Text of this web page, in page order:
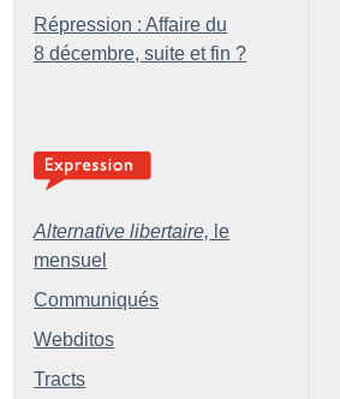
Répression : Affaire du
8 décembre, suite et fin ?
Alternative libertaire, le
mensuel
Communiqués
Webditos
Tracts